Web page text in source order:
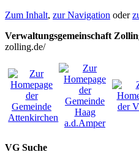
Zum Inhalt, zur Navigation oder
Verwaltungsgemeinschaft
zolling.de/
VG Suche